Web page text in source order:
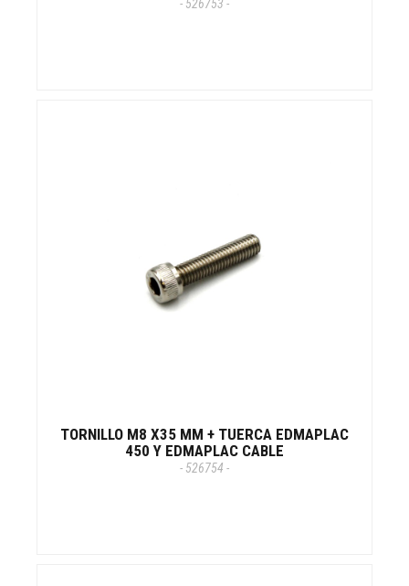
- 526753 -
TORNILLO M8 X35 MM + TUERCA EDMAPLAC
450 Y EDMAPLAC CABLE
- 526754 -